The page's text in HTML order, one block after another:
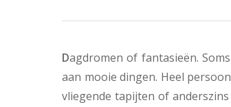
Dagdromen of fantasieën.
aan mooie dingen. Heel
vliegende tapijten of